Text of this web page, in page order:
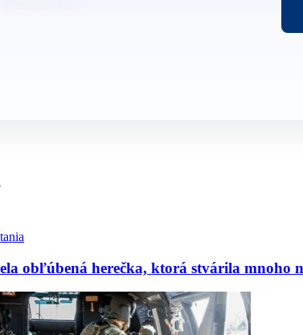
obľúbená herečka, ktorá stvárila mnoho